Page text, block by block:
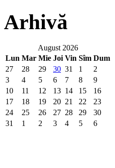
Arhivă
August 2026
Lun Mar Mie Joi Vin Sîm Dum
27
28 29 30 31 1
2
3
4 5 6 7 8
9
10
11 12 13 14 15
16
17
18 19 20 21 22
23
24
25 26 27 28 29
30
31
1 2 3 4 5 6